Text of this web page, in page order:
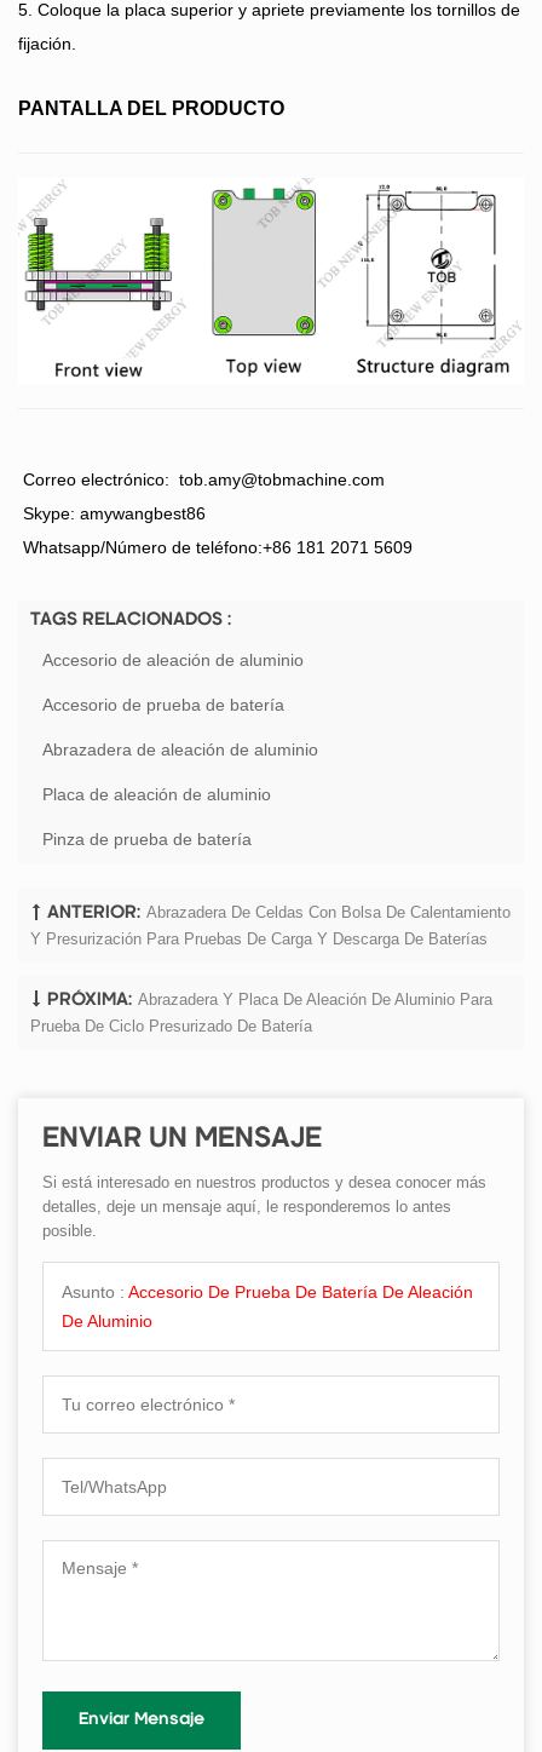
5. Coloque la placa superior y apriete previamente los tornillos de
fijación.
PANTALLA DEL PRODUCTO
Correo electrónico: tob.amy@tobmachine.com
Skype: amywangbest86
Whatsapp/Número de teléfono:+86 181 2071 5609
TAGS RELACIONADOS :
Accesorio de aleación de aluminio
Accesorio de prueba de batería
Abrazadera de aleación de aluminio
Placa de aleación de aluminio
Pinza de prueba de batería
ANTERIOR: Abrazadera De Celdas Con Bolsa De Calentamiento
Y Presurización Para Pruebas De Carga Y Descarga De Baterías
PRÓXIMA: Abrazadera Y Placa De Aleación De Aluminio Para
Prueba De Ciclo Presurizado De Batería
ENVIAR UN MENSAJE
Si está interesado en nuestros productos y desea conocer más
detalles, deje un mensaje aquí, le responderemos lo antes
posible.
Asunto : Accesorio De Prueba De Batería De Aleación
De Aluminio